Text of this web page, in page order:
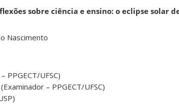
sobre ciência e ensino: o eclipse solar
Nascimento
PPGECT/UFSC)
– PPGECT/UFSC)